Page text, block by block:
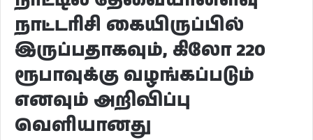
நாட்டரிசி கையிருப்பில்
இருப்பதாகவும், கிலோ 220
ரூபாவுக்கு வழங்கப்படும்
எனவும் அறிவிப்பு
வெளியானது